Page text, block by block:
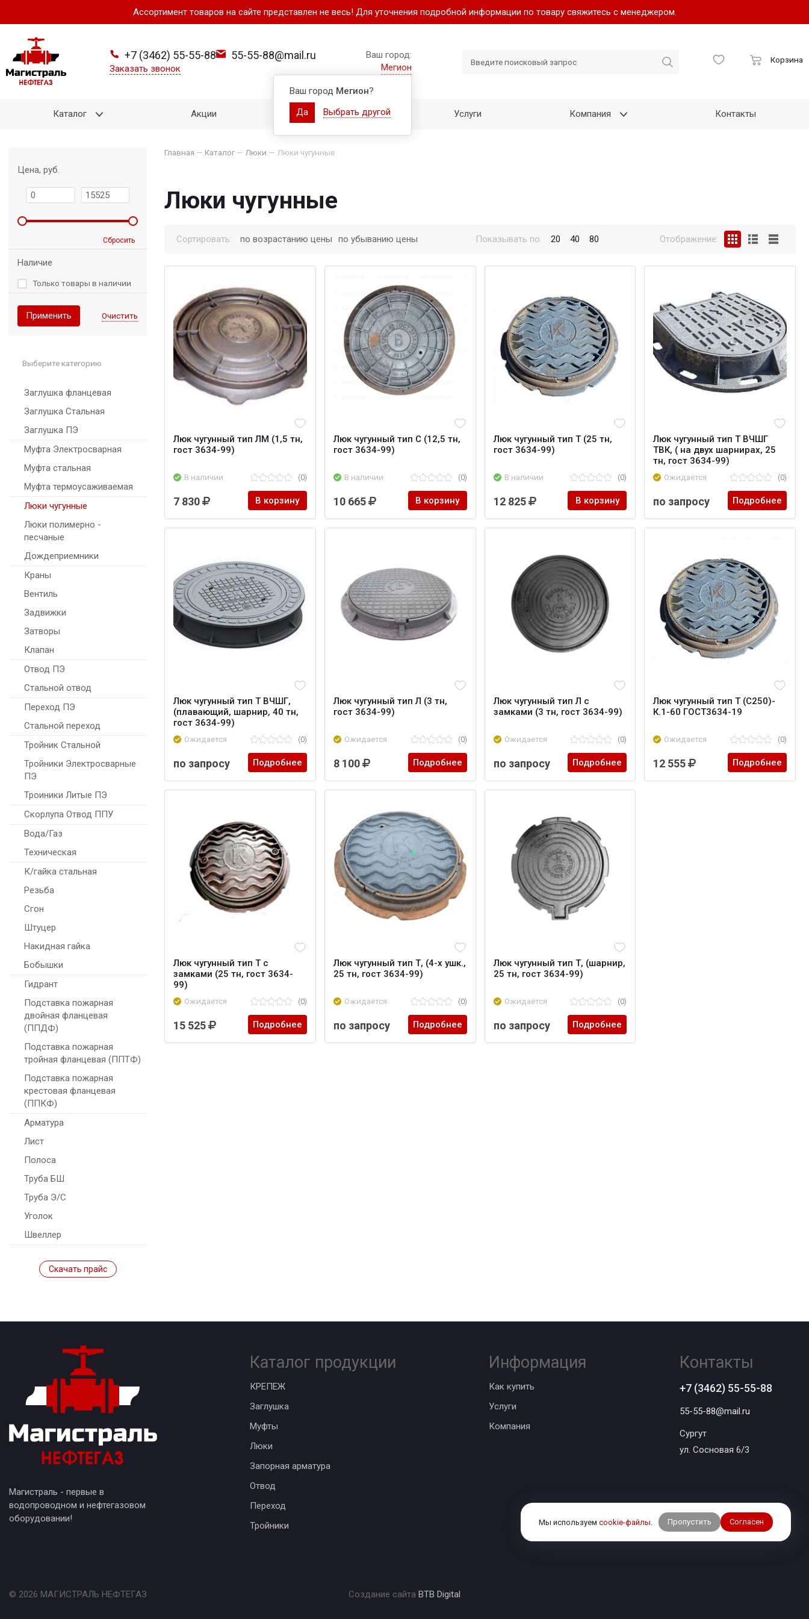
Ассортимент товаров на сайте представлен не весь! Для уточнения подробной информации по товару свяжитесь с менеджером.
+7 (3462) 55-55-88
Заказать звонок
55-55-88@mail.ru
Ваш город:
Мегион
Ваш город Мегион?
Да
Выбрать другой
Корзина
Каталог Акции Как купить Услуги Компания Контакты
Выберите категорию
Заглушка фланцевая
Заглушка Стальная
Заглушка ПЭ
Муфта Электросварная
Муфта стальная
Муфта термоусаживаемая
Люки чугунные
Люки полимерно -
песчаные
Дождеприемники
Краны
Вентиль
Задвижки
Затворы
Клапан
Отвод ПЭ
Стальной отвод
Переход ПЭ
Стальной переход
Тройник Стальной
Тройники Электросварные
ПЭ
Троиники Литые ПЭ
Скорлупа Отвод ППУ
Вода/Газ
Техническая
К/гайка стальная
Резьба
Сгон
Штуцер
Накидная гайка
Бобышки
Гидрант
Подставка пожарная
двойная фланцевая
(ППДФ)
Подставка пожарная
тройная фланцевая (ППТФ)
Подставка пожарная
крестовая фланцевая
(ППКФ)
Арматура
Лист
Полоса
Труба БШ
Труба Э/С
Уголок
Швеллер
Цена, руб.
Сбросить
Наличие
Только товары в наличии
Применить Очистить
Скачать прайс
Главная — Каталог — Люки — Люки чугунные
Люки чугунные
Сортировать: по возрастанию цены по убыванию цены Показывать по: 20 40 80 Отображение:
Люк чугунный тип ЛМ (1,5 тн,
гост 3634-99)
В наличии (0)
7 830 В корзину
Люк чугунный тип С (12,5 тн,
гост 3634-99)
В наличии (0)
10 665 В корзину
Люк чугунный тип Т (25 тн,
гост 3634-99)
В наличии (0)
12 825 В корзину
Люк чугунный тип Т ВЧШГ
ТВК, ( на двух шарнирах, 25
тн, гост 3634-99)
Ожидается (0)
по запросу Подробнее
Люк чугунный тип Т ВЧШГ,
(плавающий, шарнир, 40 тн,
гост 3634-99)
Ожидается (0)
по запросу Подробнее
Люк чугунный тип Л (3 тн,
гост 3634-99)
Ожидается (0)
8 100 Подробнее
Люк чугунный тип Л с
замками (3 тн, гост 3634-99)
Ожидается (0)
по запросу Подробнее
Люк чугунный тип Т (С250)-
К.1-60 ГОСТ3634-19
Ожидается (0)
12 555 Подробнее
Люк чугунный тип Т с
замками (25 тн, гост 3634-
99)
Ожидается (0)
15 525 Подробнее
Люк чугунный тип Т, (4-х ушк.,
25 тн, гост 3634-99)
Ожидается (0)
по запросу Подробнее
Люк чугунный тип Т, (шарнир,
25 тн, гост 3634-99)
Ожидается (0)
по запросу Подробнее
Магистраль - первые в
водопроводном и нефтегазовом
оборудовании!
Каталог продукции
КРЕПЕЖ
Заглушка
Муфты
Люки
Запорная арматура
Отвод
Переход
Тройники
Информация
Как купить
Услуги
Компания
Контакты
+7 (3462) 55-55-88
55-55-88@mail.ru
Сургут
ул. Сосновая 6/3
© 2026 МАГИСТРАЛЬ НЕФТЕГАЗ Создание сайта BTB Digital
Мы используем cookie-файлы Пропустить Согласен